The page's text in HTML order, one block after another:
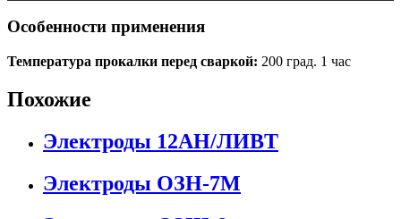
Особенности применения
Температура прокалки перед сваркой: 200 град. 1 час
Похожие
Электроды 12АН/ЛИВТ
Электроды ОЗН-7М